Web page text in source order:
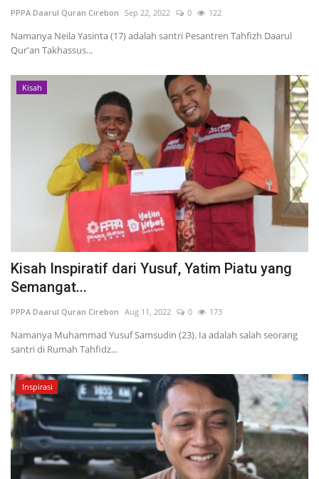
PPPA Daarul Quran Cirebon Sep 22, 2022 0 122
Namanya Neila Yasinta (17) adalah santri Pesantren Tahfizh Daarul
Qur'an Takhassus...
Kisah
Kisah Inspiratif dari Yusuf, Yatim Piatu yang
Semangat...
PPPA Daarul Quran Cirebon Aug 11, 2022 0 173
Namanya Muhammad Yusuf Samsudin (23). Ia adalah salah seorang
santri di Rumah Tahfidz...
Inspirasi